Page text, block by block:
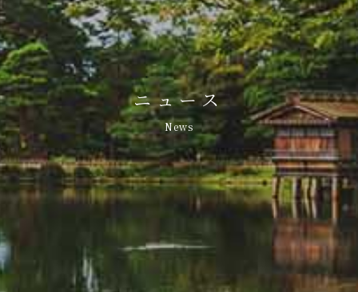
ニュース
News